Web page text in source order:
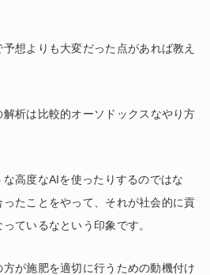
予想よりも大変だった点があれば教え
解析は比較的オーソドックスなやり方
高度なAIを使ったりするのではな
たことをやって、それが社会的に貢
ているなという印象です。
が施肥を適切に行うための動機付け